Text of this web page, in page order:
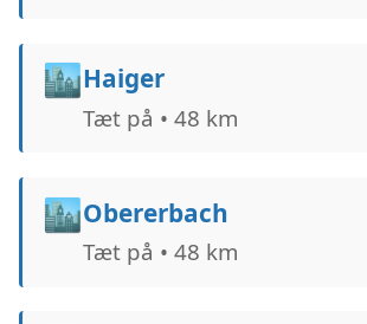
🏙️Haiger
Tæt på • 48 km
🏙️Obererbach
Tæt på • 48 km